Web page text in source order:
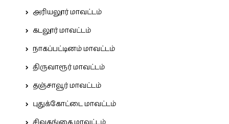
அரியலூர் மாவட்டம்
கடலூர் மாவட்டம்
நாகப்பட்டினம் மாவட்டம்
திருவாரூர் மாவட்டம்
தஞ்சாவூர் மாவட்டம்
புதுக்கோட்டை மாவட்டம்